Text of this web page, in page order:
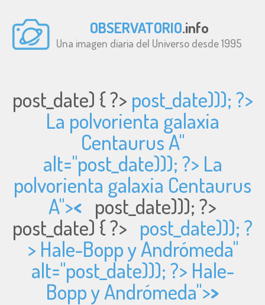
OBSERVATORIO.info
Una imagen diaria del Universo desde 1995
post_date) { ?> post_date))); ?>
La polvorienta galaxia
Centaurus A"
alt="post_date))); ?> La
polvorienta galaxia Centaurus
A">< post_date))); ?>
post_date) { ?> post_date))); ?
> Hale-Bopp y Andrómeda"
alt="post_date))); ?> Hale-
Bopp y Andrómeda">>